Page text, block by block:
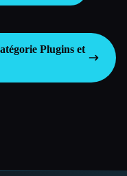
Plugins et